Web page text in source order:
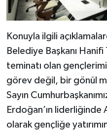
Konuyla ilgili
Belediye Başkanı
teminatı olan
görev değil, bir gönül
Sayın
Erdoğan’ın
olarak gençliğe